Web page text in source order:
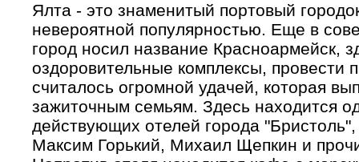
Ялта - это знаменитый портовый
невероятной популярностью. Еще в
город носил название Красноармейск,
оздоровительные комплексы, провести
считалось огромной удачей, которая
зажиточным семьям. Здесь находится
действующих отелей города
Максим Горький, Михаил Щепкин и